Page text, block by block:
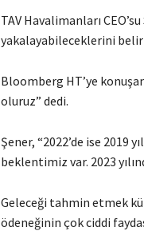
TAV Havalimanları
yakalayabileceklerini
Bloomberg HT’ye konuşan
oluruz” dedi.
Şener, “2022’de ise 2019
beklentimiz var. 2023
Geleceği tahmin etmek
ödeneğinin çok ciddi